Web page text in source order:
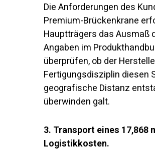
Die Anforderungen des
Premium-Brückenkrane
Hauptträgers das Ausmaß
Angaben im
überprüfen, ob der
Fertigungsdisziplin diesen
geografische Distanz
überwinden galt.
3. Transport eines 17,868
Logistikkosten.